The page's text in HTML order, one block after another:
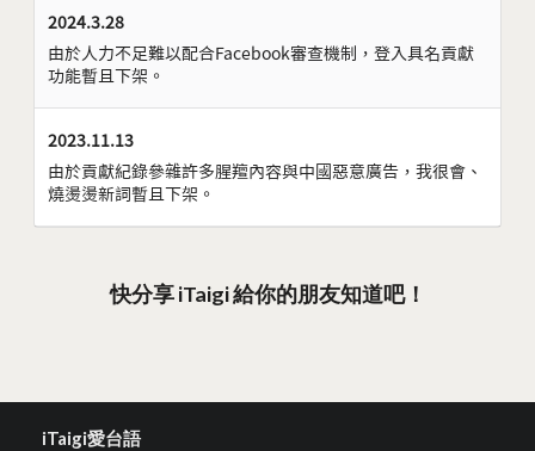
2024.3.28
由於人力不足難以配合Facebook審查機制，登入具名貢獻
功能暫且下架。
2023.11.13
由於貢獻紀錄參雜許多腥羶內容與中國惡意廣告，我很會、
燒燙燙新詞暫且下架。
快分享 iTaigi 給你的朋友知道吧！
iTaigi愛台語